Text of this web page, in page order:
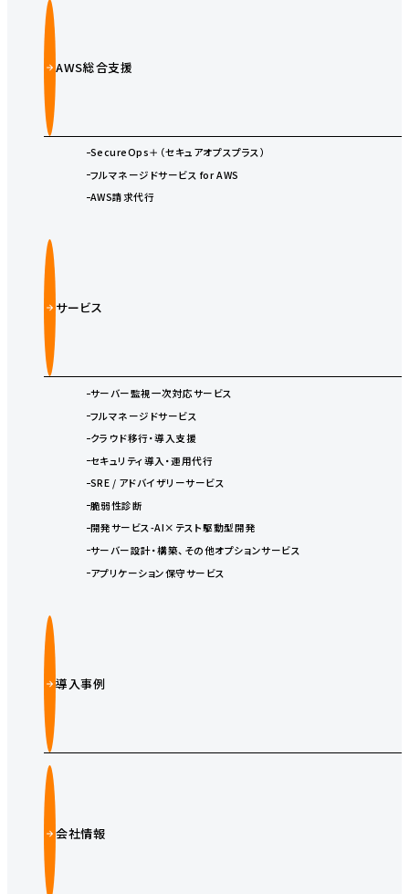
AWS総合支援
SecureOps＋（セキュアオプスプラス）
フルマネージドサービス for AWS
AWS請求代行
サービス
サーバー監視一次対応サービス
フルマネージドサービス
クラウド移行・導入支援
セキュリティ導入・運用代行
SRE / アドバイザリーサービス
脆弱性診断
開発サービス-AI×テスト駆動型開発
サーバー設計・構築、その他オプションサービス
アプリケーション保守サービス
導入事例
会社情報